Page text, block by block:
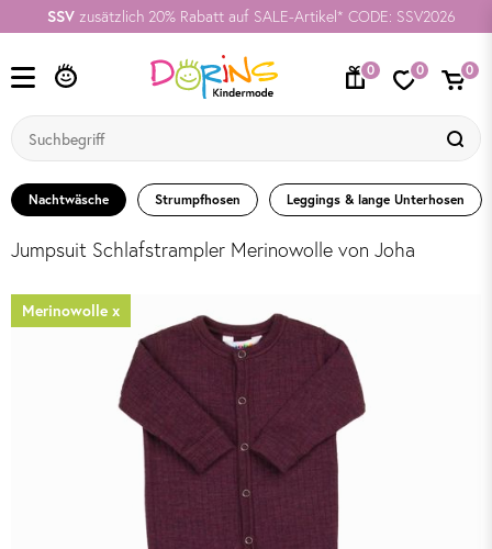
SSV zusätzlich 20% Rabatt auf SALE-Artikel* CODE: SSV2026
0 0 0
Nachtwäsche Strumpfhosen Leggings & lange Unterhosen
Jumpsuit Schlafstrampler Merinowolle von Joha
Merinowolle x